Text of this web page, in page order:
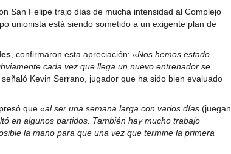
San Felipe trajo días de mucha intensidad al Complejo
unionista está siendo sometido a un exigente plan de
, confirmaron esta apreciación: «Nos hemos estado
cada vez que llega un nuevo entrenador se
, señaló Kevin Serrano, jugador que ha sido bien evaluado
que «al ser una semana larga con varios días (juegan
en algunos partidos. También hay mucho trabajo
la mano para que una vez que termine la primera